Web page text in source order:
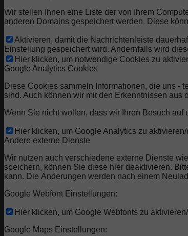
Wir stellen Ihnen eine Liste der von Ihrem
anderen Domains gespeichert werden. Diese
Aktivieren, damit die Nachrichtenleiste
Einstellung gespeichert wird. Andernfalls wird
Hier klicken, um notwendige Cookies zu
Google Analytics Cookies
Diese Cookies sammeln Informationen, die uns -
sind. Auch können wir mit den Erkenntnissen
Wenn Sie nicht wollen, dass wir Ihren Besuch
Hier klicken, um Google Analytics zu
Andere externe Dienste
Wir nutzen auch verschiedene externe Dienste
speichern, können Sie diese hier deaktivieren.
kann. Die Änderungen werden nach einem
Google Webfont Einstellungen:
Hier klicken, um Google Webfonts zu
Google Maps Einstellungen: